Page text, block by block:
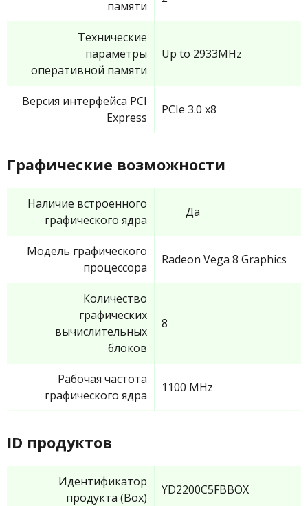
памяти
Технические
параметры
оперативной памяти
Up to 2933MHz
Версия интерфейса PCI
Express
PCIe 3.0 x8
Графические возможности
Наличие встроенного
графического ядра
Да
Модель графического
процессора
Radeon Vega 8 Graphics
Количество
графических
вычислительных
блоков
8
Рабочая частота
графического ядра
1100 MHz
ID продуктов
Идентификатор
продукта (Box)
YD2200C5FBBOX